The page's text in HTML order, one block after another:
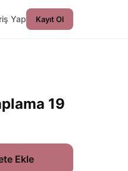
Yap Kayıt Ol
19
Ekle